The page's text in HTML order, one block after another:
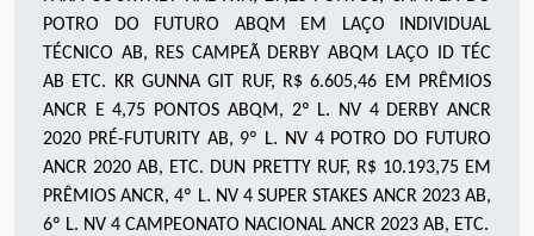
POTRO DO FUTURO ABQM EM LAÇO INDIVIDUAL
TÉCNICO AB, RES CAMPEÃ DERBY ABQM LAÇO ID TÉC
AB ETC. KR GUNNA GIT RUF, R$ 6.605,46 EM PRÊMIOS
ANCR E 4,75 PONTOS ABQM, 2º L. NV 4 DERBY ANCR
2020 PRÉ-FUTURITY AB, 9º L. NV 4 POTRO DO FUTURO
ANCR 2020 AB, ETC. DUN PRETTY RUF, R$ 10.193,75 EM
PRÊMIOS ANCR, 4º L. NV 4 SUPER STAKES ANCR 2023 AB,
6º L. NV 4 CAMPEONATO NACIONAL ANCR 2023 AB, ETC.